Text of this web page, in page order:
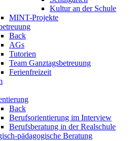
Kultur an der Schule
MINT-Projekte
Back
AGs
Tutorien
Team Ganztagsbetreuung
Ferienfreizeit
Back
Berufsorientierung im Interview
Berufsberatung in der Realschule
pädagogische Beratung